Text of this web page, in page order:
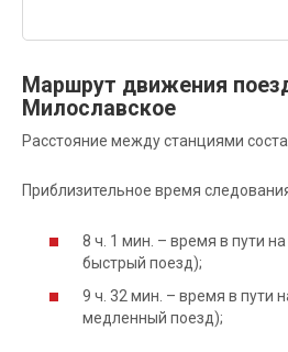
Маршрут движения
Милославское
Расстояние между станциями
Приблизительное время
8 ч. 1 мин. – время в пути
быстрый поезд);
9 ч. 32 мин. – время в пути
медленный поезд);